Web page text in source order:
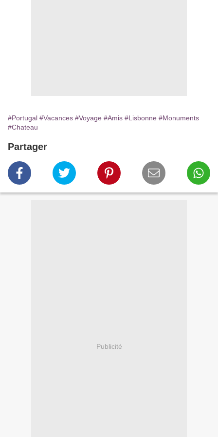
#Portugal #Vacances #Voyage #Amis #Lisbonne #Monuments
#Chateau
Partager
Publicité